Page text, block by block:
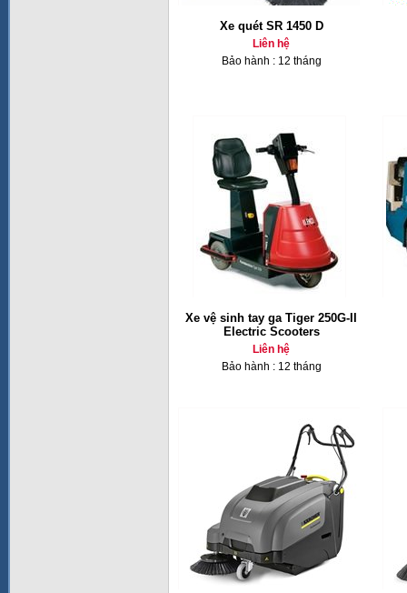
Xe quét SR 1450 D
Liên hệ
Bảo hành : 12 tháng
Xe vệ sinh tay ga Tiger 250G-II
Electric Scooters
Liên hệ
Bảo hành : 12 tháng